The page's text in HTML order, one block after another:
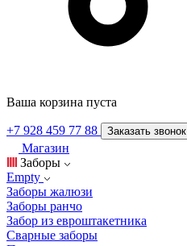
Ваша корзина пуста
+7 928 459 77 88 Заказать звонок
Магазин
Заборы
Empty
Заборы жалюзи
Заборы ранчо
Забор из евроштакетника
Сварные заборы